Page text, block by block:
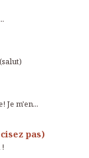
Je m'en...
pas)